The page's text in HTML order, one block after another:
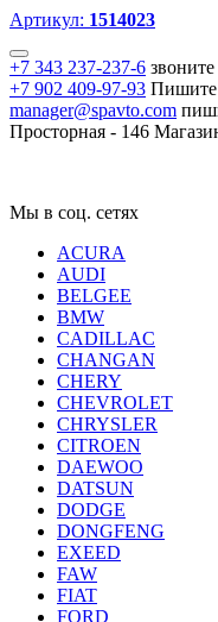
Артикул: 1514023
+7 343 237-237-6 звоните
+7 902 409-97-93 Пишите
manager@spavto.com
Просторная - 146
Мы в соц. сетях
ACURA
AUDI
BELGEE
BMW
CADILLAC
CHANGAN
CHERY
CHEVROLET
CHRYSLER
CITROEN
DAEWOO
DATSUN
DODGE
DONGFENG
EXEED
FAW
FIAT
FORD